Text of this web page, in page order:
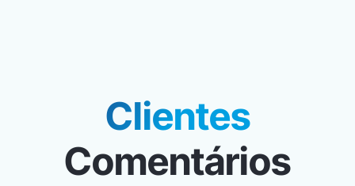
Clientes
Comentários